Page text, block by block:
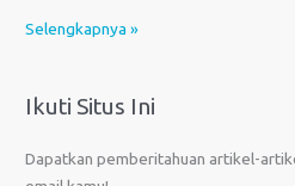
Selengkapnya »
Ikuti Situs Ini
Dapatkan pemberitahuan artikel-